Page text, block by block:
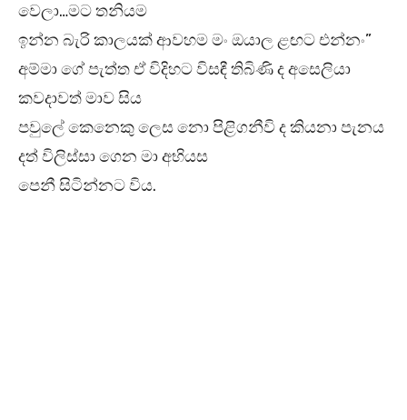
වෙලා…මට තනියම
ඉන්න බැරි කාලයක් ආවහම මං ඔයාල ළඟට එන්නං”
අම්මා ගේ පැත්ත ඒ විදිහට විසඳී තිබිණි ද අසෙලියා
කවදාවත් මාව සිය
පවුලේ කෙනෙකු ලෙස නො පිළිගනීවි ද කියනා පැනය
දත් විලිස්සා ගෙන මා අභියස
පෙනී සිටින්නට විය.